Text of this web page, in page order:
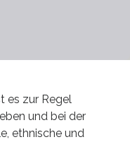
es zur Regel
und bei der
ethnische und